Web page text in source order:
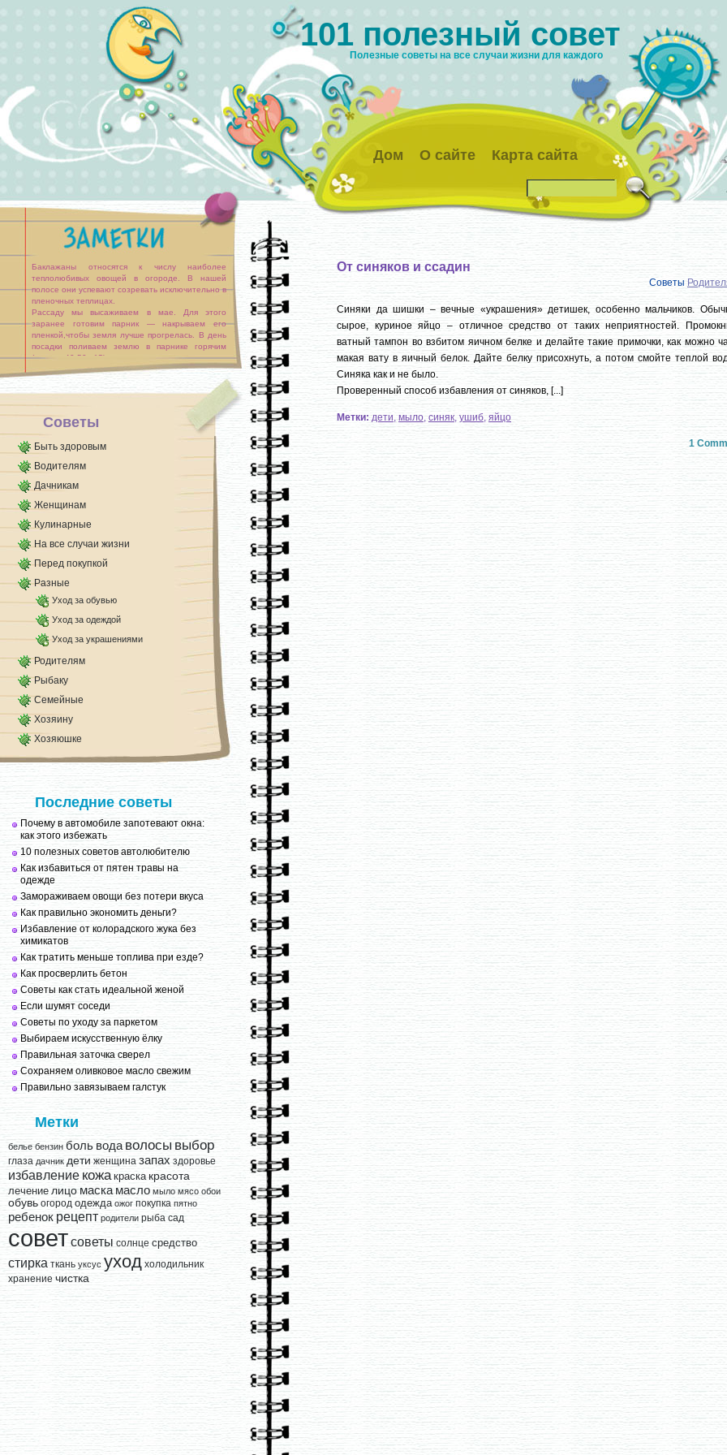
101 полезный совет
Полезные советы на все случаи жизни для каждого
Дом О сайте Карта сайта
Баклажаны относятся к числу наиболее
теплолюбивых овощей в огороде. В нашей
полосе они успевают созревать исключительно в
пленочных теплицах.
Рассаду мы высаживаем в мае. Для этого
заранее готовим парник — накрываем его
пленкой,чтобы земля лучше прогрелась. В день
посадки поливаем землю в парнике горячим
(около 40-50 °С) светло-розовым раствором
марганцовки. Это дополнительно прогревает и
К [...]
Советы
Быть здоровым
Водителям
Дачникам
Женщинам
Кулинарные
На все случаи жизни
Перед покупкой
Разные
Уход за обувью
Уход за одеждой
Уход за украшениями
Родителям
Рыбаку
Семейные
Хозяину
Хозяюшке
Последние советы
Почему в автомобиле запотевают окна:
как этого избежать
10 полезных советов автолюбителю
Как избавиться от пятен травы на
одежде
Замораживаем овощи без потери вкуса
Как правильно экономить деньги?
Избавление от колорадского жука без
химикатов
Как тратить меньше топлива при езде?
Как просверлить бетон
Советы как стать идеальной женой
Если шумят соседи
Советы по уходу за паркетом
Выбираем искусственную ёлку
Правильная заточка сверел
Сохраняем оливковое масло свежим
Правильно завязываем галстук
Метки
белье бензин боль вода волосы выбор
глаза дачник дети женщина запах здоровье
избавление кожа краска красота
лечение лицо маска масло мыло мясо обои
обувь огород одежда ожог покупка пятно
ребенок рецепт родители рыба сад
советсоветы солнце средство
стирка ткань уксус уход холодильник
хранение чистка
От синяков и ссадин
Советы
Синяки да шишки – вечные «украшения» детишек, особенно мальчиков.
сырое, куриное яйцо – отличное средство от таких неприятностей.
ватный тампон во взбитом яичном белке и делайте такие примочки, как можно
макая вату в яичный белок. Дайте белку присохнуть, а потом смойте теплой
Синяка как и не было.
Проверенный способ избавления от синяков, [...]
Метки: дети, мыло, синяк, ушиб, яйцо
1